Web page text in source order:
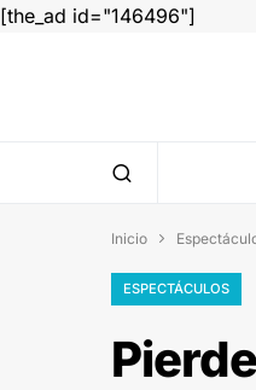
[the_ad id="146496"]
Inicio 
ESPECTÁCULOS